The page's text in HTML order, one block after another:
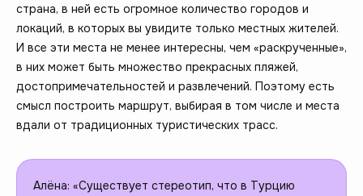
страна, в ней есть огромное количество городов и
локаций, в которых вы увидите только местных жителей.
И все эти места не менее интересны, чем «раскрученные»,
в них может быть множество прекрасных пляжей,
достопримечательностей и развлечений. Поэтому есть
смысл построить маршрут, выбирая в том числе и места
вдали от традиционных туристических трасс.
Алёна: «Существует стереотип, что в Турцию